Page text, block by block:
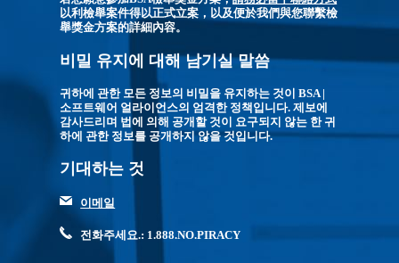
以利檢舉案件得以正式立案，以及便於我們與您聯繫檢
舉獎金方案的詳細內容。
비밀 유지에 대해 남기실 말씀
귀하에 관한 모든 정보의 비밀을 유지하는 것이 BSA |
소프트웨어 얼라이언스의 엄격한 정책입니다. 제보에
감사드리며 법에 의해 공개할 것이 요구되지 않는 한 귀
하에 관한 정보를 공개하지 않을 것입니다.
기대하는 것
이메일
전화주세요.: 1.888.NO.PIRACY